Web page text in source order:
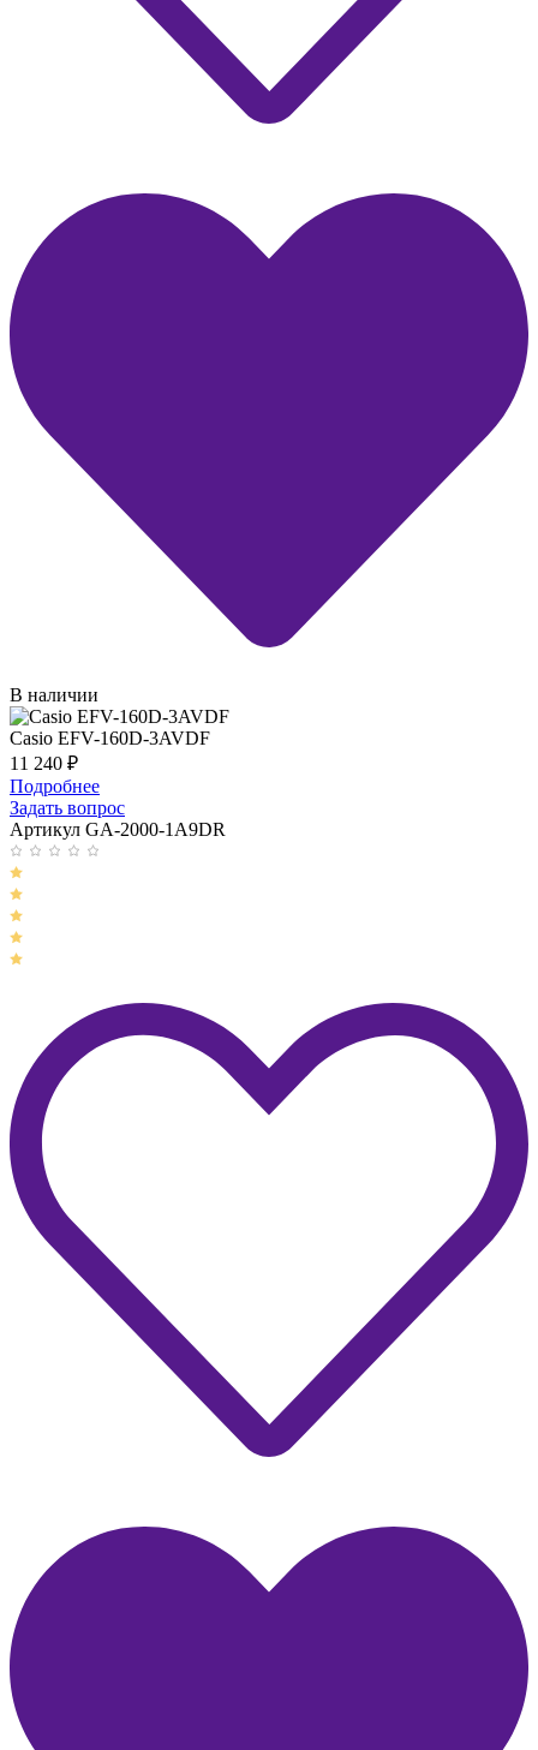
В наличии
Casio EFV-160D-3AVDF
11 240 ₽
Подробнее
Задать вопрос
Артикул GA-2000-1A9DR